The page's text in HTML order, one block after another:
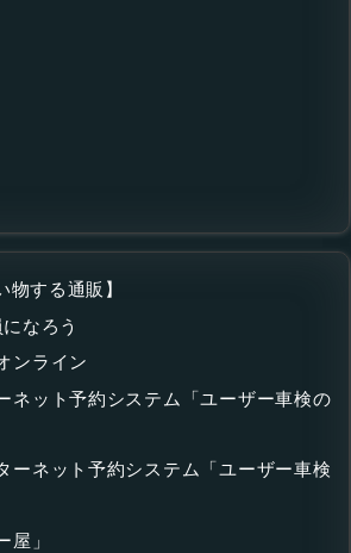
する通販】
なろう
ンライン
ネット予約システム「ユーザー車検の
ーネット予約システム「ユーザー車検
屋」